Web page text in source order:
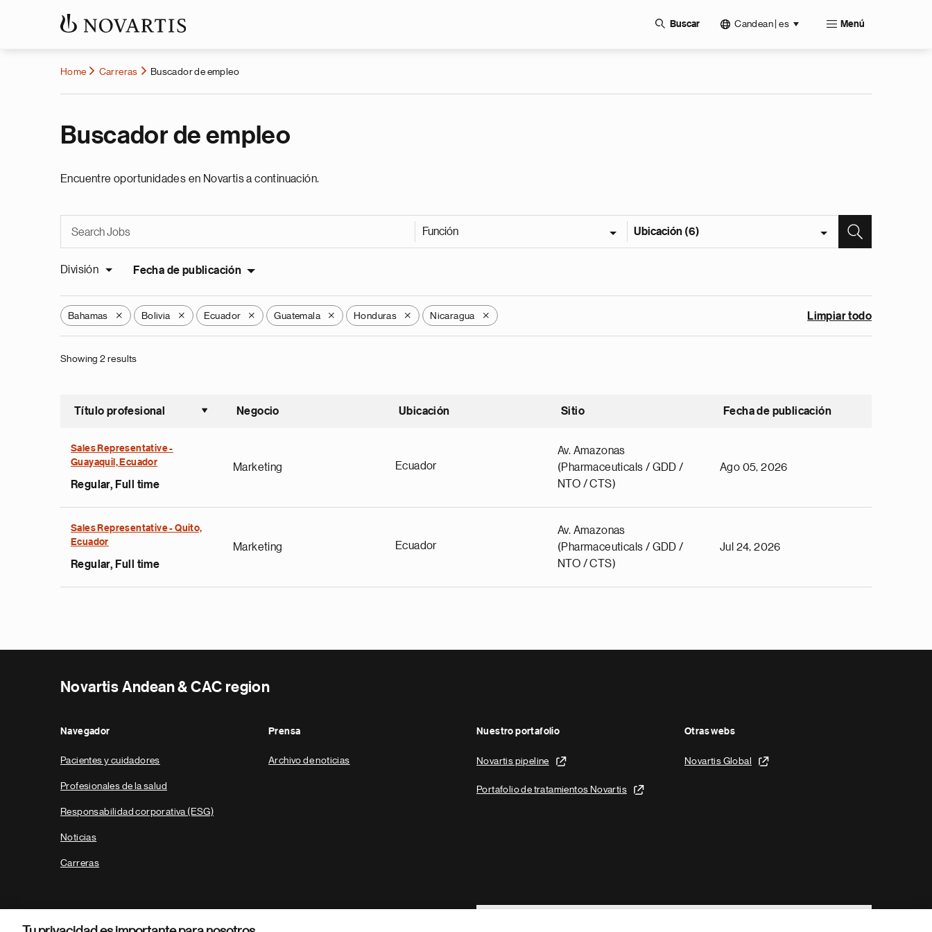
Buscar Candean | es Menú
Home Carreras Buscador de empleo
Buscador de empleo
Encuentre oportunidades en Novartis a continuación.
Función Ubicación (6)
División Fecha de publicación
Bahamas X Bolivia X Ecuador X Guatemala X Honduras X Nicaragua X Limpiar todo
Showing 2 results
Título profesional
Ordenar ascendente
Negocio Ubicación Sitio Fecha de publicación
Sales Representative -
Guayaquil, Ecuador
Regular, Full time
Marketing Ecuador
Av. Amazonas
(Pharmaceuticals / GDD /
NTO / CTS)
Ago 05, 2026
Sales Representative - Quito,
Ecuador
Regular, Full time
Marketing Ecuador
Av. Amazonas
(Pharmaceuticals / GDD /
NTO / CTS)
Jul 24, 2026
Novartis Andean & CAC region
Navegador
Pacientes y cuidadores
Profesionales de la salud
Responsabilidad corporativa (ESG)
Noticias
Carreras
Prensa
Archivo de noticias
Nuestro portafolio
Novartis pipeline
Portafolio de tratamientos Novartis
Otras webs
Novartis Global
Footer Site Search